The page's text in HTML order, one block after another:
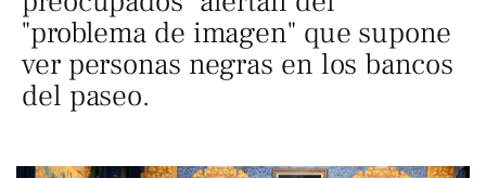
"problema de imagen" que supone
ver personas negras en los bancos
del paseo.